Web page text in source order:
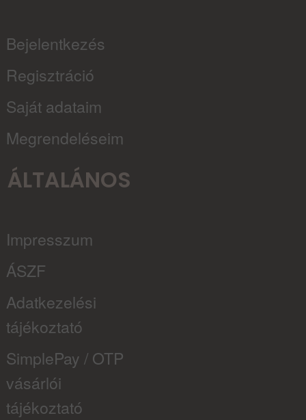
Bejelentkezés
Regisztráció
Saját adataim
Megrendeléseim
ÁLTALÁNOS
Impresszum
ÁSZF
Adatkezelési
tájékoztató
SimplePay / OTP
vásárlói
tájékoztató